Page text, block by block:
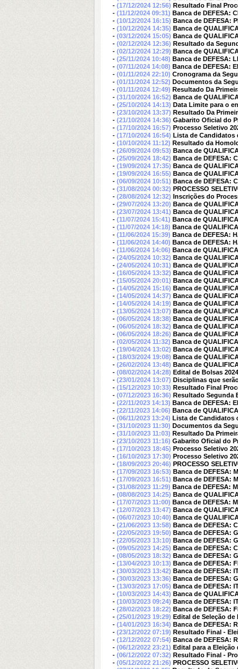
- (17/12/2024 12:56) Resultado Final
- (11/12/2024 09:31) Banca de DEFESA:
- (10/12/2024 16:15) Banca de DEFESA:
- (10/12/2024 14:35) Banca de
- (03/12/2024 15:05) Banca de
- (02/12/2024 12:36) Resultado da
- (02/12/2024 12:29) Banca de
- (25/11/2024 10:48) Banca de DEFESA:
- (07/11/2024 14:08) Banca de DEFESA:
- (01/11/2024 22:10) Cronograma da
- (01/11/2024 12:52) Documentos da
- (01/11/2024 12:49) Resultado Da
- (31/10/2024 16:52) Banca de
- (25/10/2024 14:13) Data Limite para o
- (23/10/2024 13:37) Resultado Da
- (21/10/2024 14:36) Gabarito Oficial do
- (17/10/2024 16:57) Processo Seletivo
- (17/10/2024 16:54) Lista de Candidatos
- (10/10/2024 11:12) Resultado da
- (26/09/2024 09:53) Banca de
- (25/09/2024 18:42) Banca de DEFESA:
- (19/09/2024 17:35) Banca de
- (19/09/2024 16:55) Banca de
- (06/09/2024 10:51) Banca de DEFESA:
- (31/08/2024 00:32) PROCESSO
- (28/08/2024 12:32) Inscrições do
- (29/07/2024 13:20) Banca de
- (23/07/2024 13:41) Banca de
- (11/07/2024 15:41) Banca de
- (11/07/2024 14:18) Banca de
- (11/06/2024 15:39) Banca de DEFESA:
- (11/06/2024 14:40) Banca de DEFESA:
- (11/06/2024 14:06) Banca de
- (24/05/2024 10:32) Banca de
- (24/05/2024 10:31) Banca de
- (16/05/2024 13:32) Banca de
- (15/05/2024 20:01) Banca de
- (14/05/2024 15:16) Banca de
- (14/05/2024 14:37) Banca de
- (14/05/2024 14:19) Banca de
- (13/05/2024 13:07) Banca de
- (06/05/2024 18:38) Banca de
- (06/05/2024 18:32) Banca de
- (06/05/2024 18:26) Banca de
- (02/05/2024 11:32) Banca de
- (19/04/2024 13:02) Banca de
- (18/03/2024 19:08) Banca de
- (26/02/2024 13:48) Banca de
- (08/02/2024 14:28) Edital de Bolsas
- (23/01/2024 13:07) Disciplinas que
- (15/12/2023 10:33) Resultado Final
- (07/12/2023 16:36) Resultado Segunda
- (22/11/2023 14:13) Banca de DEFESA:
- (22/11/2023 14:06) Banca de
- (06/11/2023 13:24) Lista de Candidatos
- (31/10/2023 11:30) Documentos da
- (31/10/2023 11:03) Resultado Da
- (23/10/2023 11:16) Gabarito Oficial do
- (17/10/2023 18:45) Processo Seletivo
- (16/10/2023 17:30) Processo Seletivo
- (18/09/2023 20:46) PROCESSO
- (17/09/2023 16:53) Banca de DEFESA:
- (17/09/2023 16:51) Banca de DEFESA:
- (31/08/2023 11:29) Banca de DEFESA:
- (08/08/2023 14:25) Banca de
- (17/07/2023 11:00) Banca de DEFESA:
- (12/07/2023 13:47) Banca de
- (06/07/2023 10:40) Banca de
- (21/06/2023 13:58) Banca de DEFESA:
- (22/05/2023 19:50) Banca de DEFESA:
- (22/05/2023 13:10) Banca de DEFESA:
- (09/05/2023 14:25) Banca de DEFESA:
- (08/05/2023 18:32) Banca de DEFESA:
- (13/04/2023 10:13) Banca de DEFESA:
- (30/03/2023 13:42) Banca de DEFESA:
- (30/03/2023 13:36) Banca de DEFESA:
- (13/03/2023 17:05) Banca de DEFESA:
- (10/03/2023 14:43) Banca de
- (10/03/2023 09:24) Banca de DEFESA:
- (28/02/2023 18:22) Banca de DEFESA:
- (25/01/2023 19:29) Edital de Seleção de
- (14/01/2023 16:34) Banca de DEFESA:
- (23/12/2022 07:19) Resultado Final -
- (12/12/2022 07:54) Banca de DEFESA:
- (06/12/2022 23:21) Edital para a Eleição
- (06/12/2022 07:32) Resultado Final -
- (05/12/2022 21:26) PROCESSO